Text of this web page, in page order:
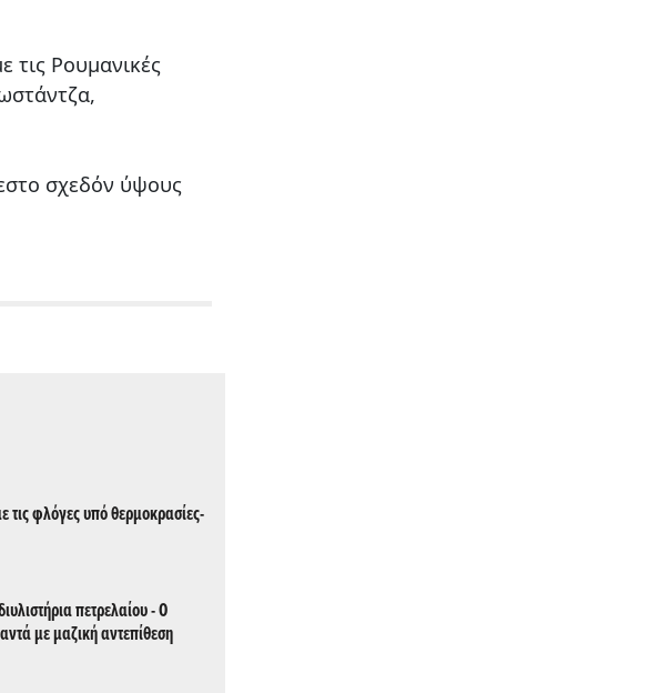
τις Ρουμανικές
σχεδόν ύψους
τις φλόγες υπό θερμοκρασίες-
πετρελαίου - Ο
με μαζική αντεπίθεση